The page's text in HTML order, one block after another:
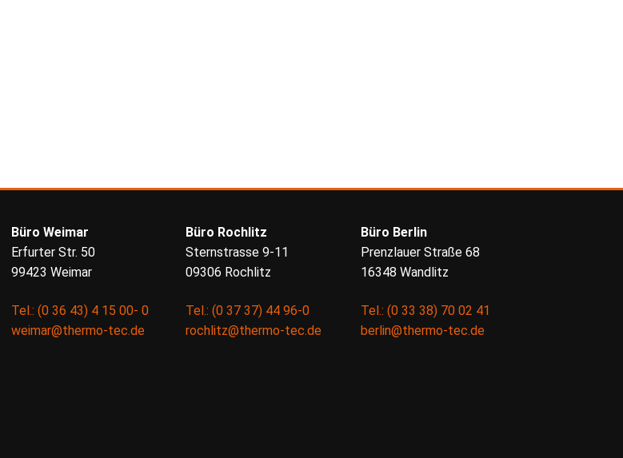
Büro Weimar
Erfurter Str. 50
99423 Weimar
Tel.: (0 36 43) 4 15 00- 0
weimar@thermo-tec.de
Büro Rochlitz
Sternstrasse 9-11
09306 Rochlitz
Tel.: (0 37 37) 44 96-0
rochlitz@thermo-tec.de
Büro Berlin
Prenzlauer Straße 68
16348 Wandlitz
Tel.: (0 33 38) 70 02 41
berlin@thermo-tec.de